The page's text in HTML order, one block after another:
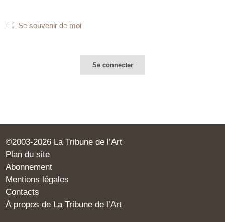
Se souvenir de moi
©2003-2026 La Tribune de l’Art
Plan du site
Abonnement
Mentions légales
Contacts
À propos de La Tribune de l’Art